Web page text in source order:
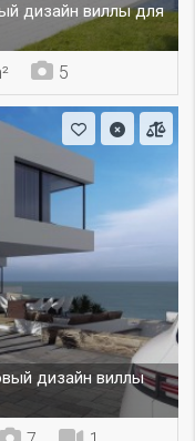
дизайн виллы для
5
дизайн виллы